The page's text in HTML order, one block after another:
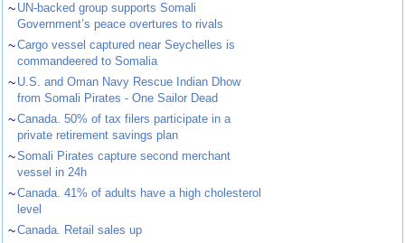
~ UN-backed group supports Somali
Government’s peace overtures to rivals
~Cargo vessel captured near Seychelles is
commandeered to Somalia
~ U.S. and Oman Navy Rescue Indian Dhow
from Somali Pirates - One Sailor Dead
~Canada. 50% of tax filers participate in a
private retirement savings plan
~Somali Pirates capture second merchant
vessel in 24h
~Canada. 41% of adults have a high cholesterol
level
~Canada. Retail sales up